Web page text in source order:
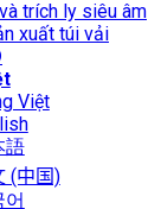
trích ly siêu âm
xuất túi vải
Việt
語
(中国)
어